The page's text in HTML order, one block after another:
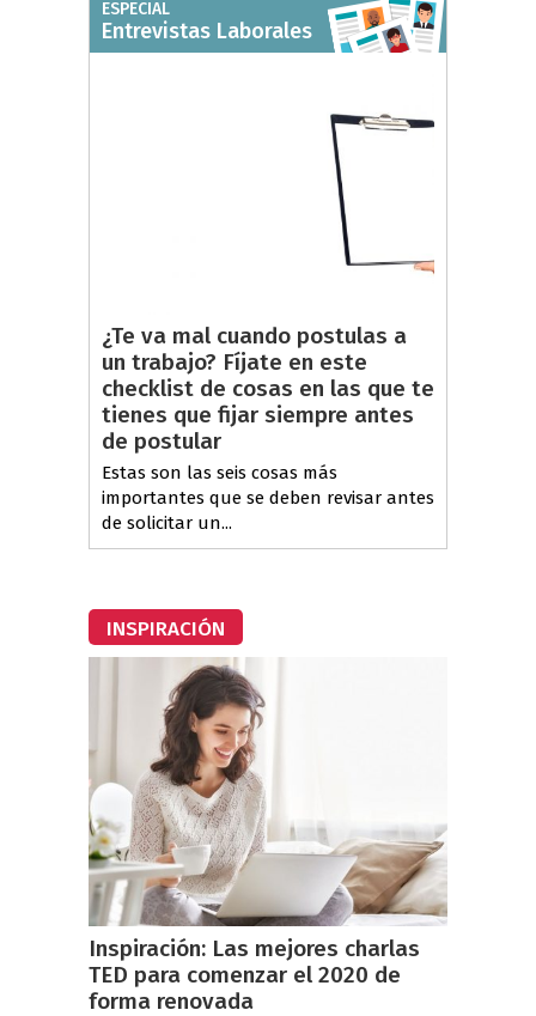
ESPECIAL
Entrevistas Laborales
¿Te va mal cuando postulas a
un trabajo? Fíjate en este
checklist de cosas en las que te
tienes que fijar siempre antes
de postular
Estas son las seis cosas más
importantes que se deben revisar antes
de solicitar un...
INSPIRACIÓN
Inspiración: Las mejores charlas
TED para comenzar el 2020 de
forma renovada